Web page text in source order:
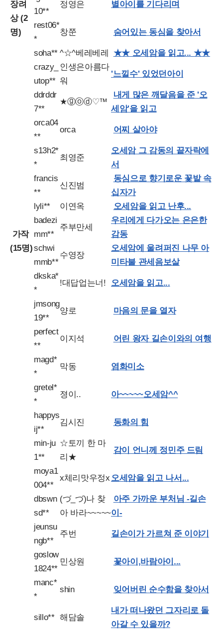
장려
상 (2
명)
10**
정영은 별아이를 기다리며
rest06*
*
창쭌 숨어있는 동심을 찾아서
가작
(15명)
soha** ^☆^베레베레
★★ 오세암을 읽고... ★★
crazy_
utop**
인생은아름다
워
'느낄수' 있었던아이
ddrddr
7**
★ⓖⓞⓓ♡™
내게 많은 깨달음을 준 '오
세암'을 읽고
orca04
**
orca 어찌 살아야
s13h2*
*
최영준
오세암 그 감동의 끝자락에
서
francis
**
신진범
동심으로 향기로운 꽃밭 속
십자가
lyli**
이연옥
오세암을 읽고 난후...
badezi
mm**
주부만세
우리에게 다가오는 은은한
감동
schwi
mmb**
수영장
오세암에 울려퍼진 나무 아
미타불 관세음보살
dkska*
*
!대답업는너! 오세암을 읽고...
jmsong
19**
양로 마음의 문을 열자
perfect
**
이지석 어린 왕자 길손이와의 여행
magd*
*
막동 염화미소
gretel*
*
졍이.. 아~~~~~오세암^^
happys
ij**
김시진 동화의 힘
min-ju
1**
☆토끼 한 마
리★
감이 언니께 정민주 드림
moya1
004**
x체리맛우정x 오세암을 읽고 나서...
dbswn
sd**
(づ_づ)나 찾
아 바라~~~~~
아주 가까운 부처님 -길손
이-
jeunsu
ngb**
주번 길손이가 가르쳐 준 이야기
goslow
1824**
민상원 꽃아이,바람아이...
manc*
*
shin 잊어버린 순수함을 찾아서
sillo** 해담솔
내가 떠나왔던 그자리로 돌
아갈 수 있을까?